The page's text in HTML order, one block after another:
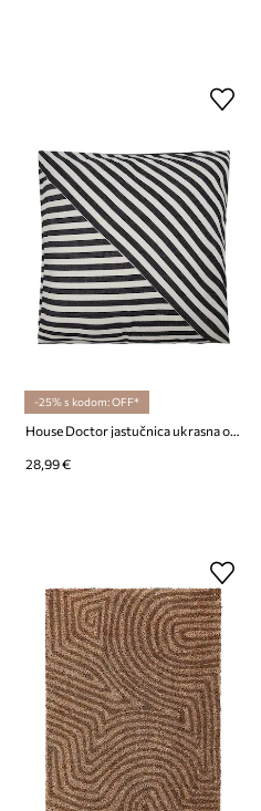
-25% s kodom: OFF*
House Doctor jastučnica ukrasna od pamuka 50 x 50 cm
28,99 €